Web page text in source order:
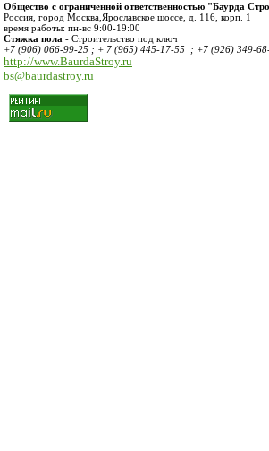
Общество с ограниченной ответственностью "Баурда
Россия город Москва Ярославское шоссе, д. 116, корп. 1
время работы: пн-вс 9:00-19:00
Стяжка пола - Строительство под ключ
+7 (906) 066-99-25 ; + 7 (965) 445-17-55 ; +7 (926) 349-
http://www.BaurdaStroy.ru
bs@baurdastroy.ru